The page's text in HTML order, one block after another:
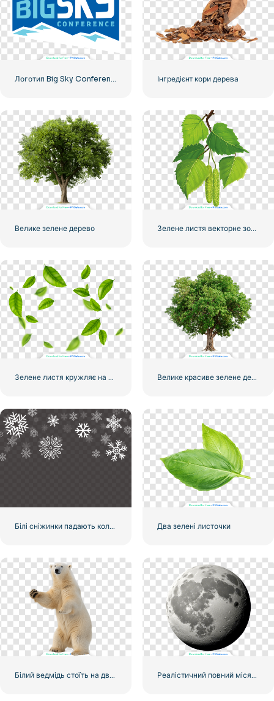
Логотип Big Sky Conference – високоякісне безкоштовне завантаження у форматі PNG для графічного використання Інгредієнт кори дерева
Велике зелене дерево Зелене листя векторне зображення
Велике красиве зелене дерево
Білі сніжинки падають колаж Два зелені листочки
Білий ведмідь стоїть на двох лапах і махає безкоштовним PNG Реалістичний повний місяць 3D